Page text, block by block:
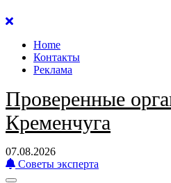
Перейти
содержанию
Home
Контакты
Реклама
Проверенные
Кременчуга
07.08.2026
Советы эксперта